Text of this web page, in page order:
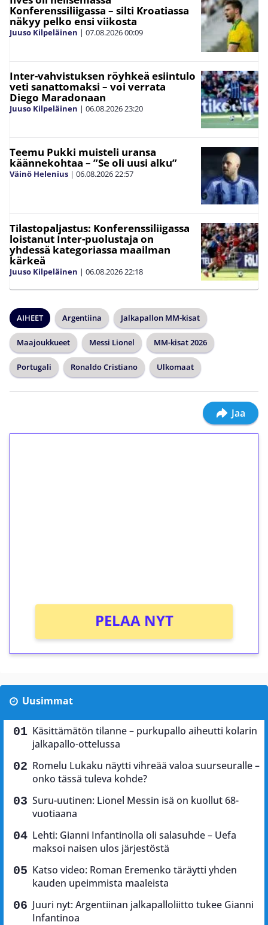
Konferenssiliigassa – silti Kroatiassa
näkyy pelko ensi viikosta
Juuso Kilpeläinen | 07.08.202600:09
Inter-vahvistuksen röyhkeä esiintulo
veti sanattomaksi – voi verrata
Diego Maradonaan
Juuso Kilpeläinen | 06.08.202623:20
Teemu Pukki muisteli uransa
käännekohtaa – ”Se oli uusi alku”
Väinö Helenius | 06.08.202622:57
Tilastopaljastus: Konferenssiliigassa
loistanut Inter-puolustaja on
yhdessä kategoriassa maailman
kärkeä
Juuso Kilpeläinen | 06.08.202622:18
AIHEET Argentiina Jalkapallon MM-kisat
Maajoukkueet Messi Lionel MM-kisat 2026
Portugali Ronaldo Cristiano Ulkomaat
Jaa
PELAA NYT
Uusimmat
Käsittämätön tilanne – purkupallo aiheutti kolarin
jalkapallo-ottelussa
Romelu Lukaku näytti vihreää valoa suurseuralle –
onko tässä tuleva kohde?
Suru-uutinen: Lionel Messin isä on kuollut 68-
vuotiaana
Lehti: Gianni Infantinolla oli salasuhde – Uefa
maksoi naisen ulos järjestöstä
Katso video: Roman Eremenko täräytti yhden
kauden upeimmista maaleista
Juuri nyt: Argentiinan jalkapalloliitto tukee Gianni
Infantinoa